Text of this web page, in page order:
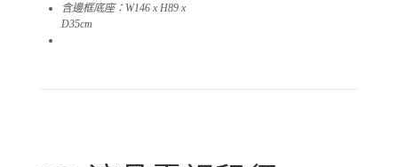
含邊框底座：W146 x H89 x
D35cm